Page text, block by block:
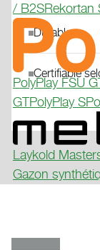
/ B2SRekortan
PolyPlay FSU
GTPolyPlay S
Laykold
Gazon
Durable
Certifiable